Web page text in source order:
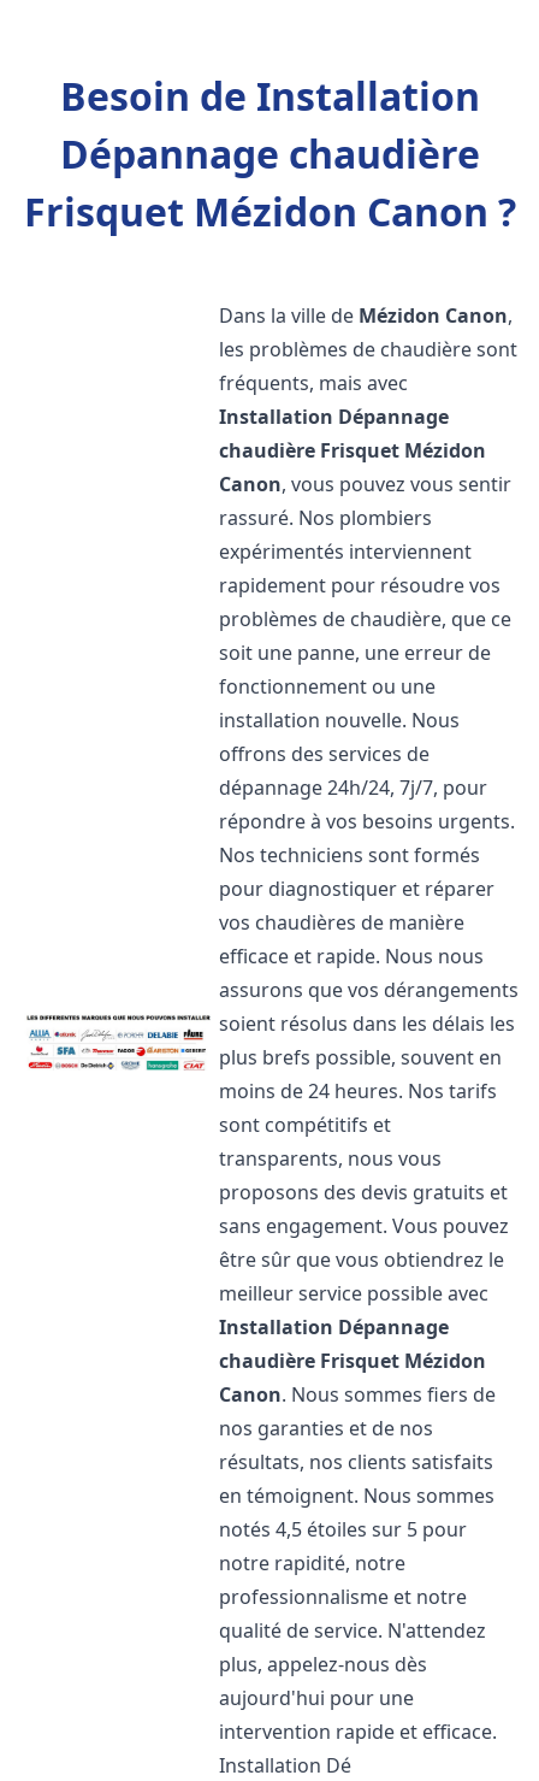
Besoin de Installation
Dépannage chaudière
Frisquet Mézidon Canon ?
Dans la ville de Mézidon Canon,
les problèmes de chaudière sont
fréquents, mais avec
Installation Dépannage
chaudière Frisquet Mézidon
Canon, vous pouvez vous sentir
rassuré. Nos plombiers
expérimentés interviennent
rapidement pour résoudre vos
problèmes de chaudière, que ce
soit une panne, une erreur de
fonctionnement ou une
installation nouvelle. Nous
offrons des services de
dépannage 24h/24, 7j/7, pour
répondre à vos besoins urgents.
Nos techniciens sont formés
pour diagnostiquer et réparer
vos chaudières de manière
efficace et rapide. Nous nous
assurons que vos dérangements
soient résolus dans les délais les
plus brefs possible, souvent en
moins de 24 heures. Nos tarifs
sont compétitifs et
transparents, nous vous
proposons des devis gratuits et
sans engagement. Vous pouvez
être sûr que vous obtiendrez le
meilleur service possible avec
Installation Dépannage
chaudière Frisquet Mézidon
Canon. Nous sommes fiers de
nos garanties et de nos
résultats, nos clients satisfaits
en témoignent. Nous sommes
notés 4,5 étoiles sur 5 pour
notre rapidité, notre
professionnalisme et notre
qualité de service. N'attendez
plus, appelez-nous dès
aujourd'hui pour une
intervention rapide et efficace.
Installation Dé